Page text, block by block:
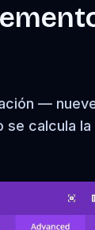
—
se calcula la